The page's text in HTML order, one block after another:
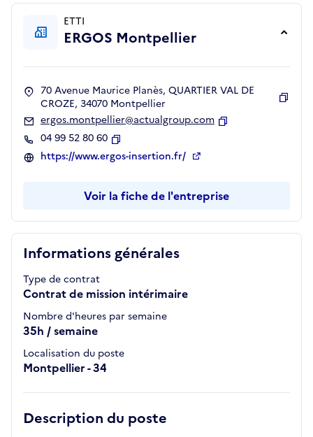
Informations générales
Type de contrat
Contrat de mission intérimaire
Nombre d'heures par semaine
35h / semaine
Localisation du poste
Montpellier - 34
Description du poste
ETTI
ERGOS Montpellier
70 Avenue Maurice Planès, QUARTIER VAL DE
CROZE, 34070 Montpellier
ergos.montpellier@actualgroup.com
04 99 52 80 60
Copier
https://www.ergos-insertion.fr/
Voir la fiche de l'entreprise